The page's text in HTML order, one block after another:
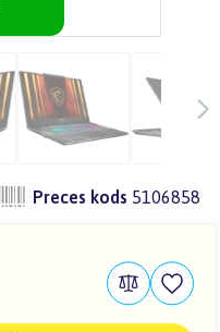
Preces kods 5106858